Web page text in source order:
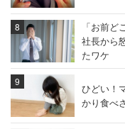
「お前ど
社長から
たワケ
ひどい！
かり食べ